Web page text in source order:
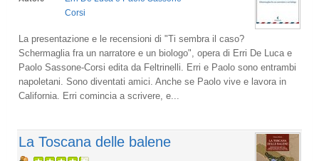
Corsi
La presentazione e le recensioni di "Ti sembra il caso?
Schermaglia fra un narratore e un biologo", opera di Erri De Luca e
Paolo Sassone-Corsi edita da Feltrinelli. Erri e Paolo sono entrambi
napoletani. Sono diventati amici. Anche se Paolo vive e lavora in
California. Erri comincia a scrivere, e...
La Toscana delle balene